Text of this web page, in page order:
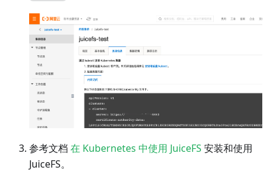
参考文档 在 Kubernetes 中使用 JuiceFS 安装和使用
JuiceFS。